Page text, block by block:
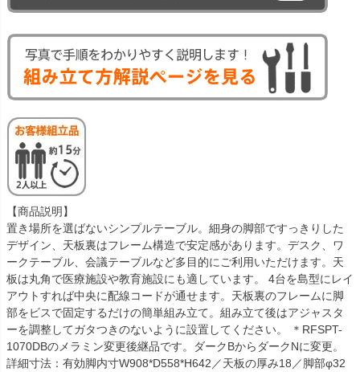
【商品説明】
置き場所を選ばないシンプルテーブル。細身の脚部ですっきりした
デザイン、天板裏はフレーム構造で安定感があります。デスク、ワ
ークテーブル、会議テーブルなど多目的にご利用いただけます。天
板は丸角で医療施設や教育施設にも適しています。 4台を島型にレイ
アウトすれば中央に配線コードが通せます。天板裏のフレームに脚
部をビスで固定するだけの簡単組み立て。組み立て後はアジャスタ
ーを調整してガタつきのないように設置してください。 ＊RFSPT-
1070DBのメラミン変更後継品です。ダークBからダークNに変更。
詳細寸法：有効脚内寸W908*D558*H642／天板の厚み18／脚部φ32